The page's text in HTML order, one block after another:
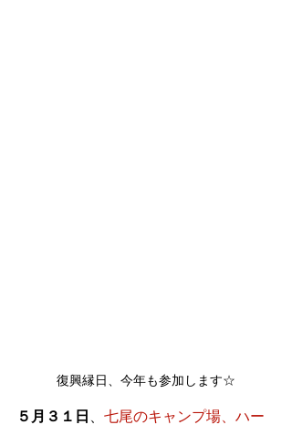
復興縁日、今年も参加します☆
５月３１日
七尾のキャンプ場、ハー